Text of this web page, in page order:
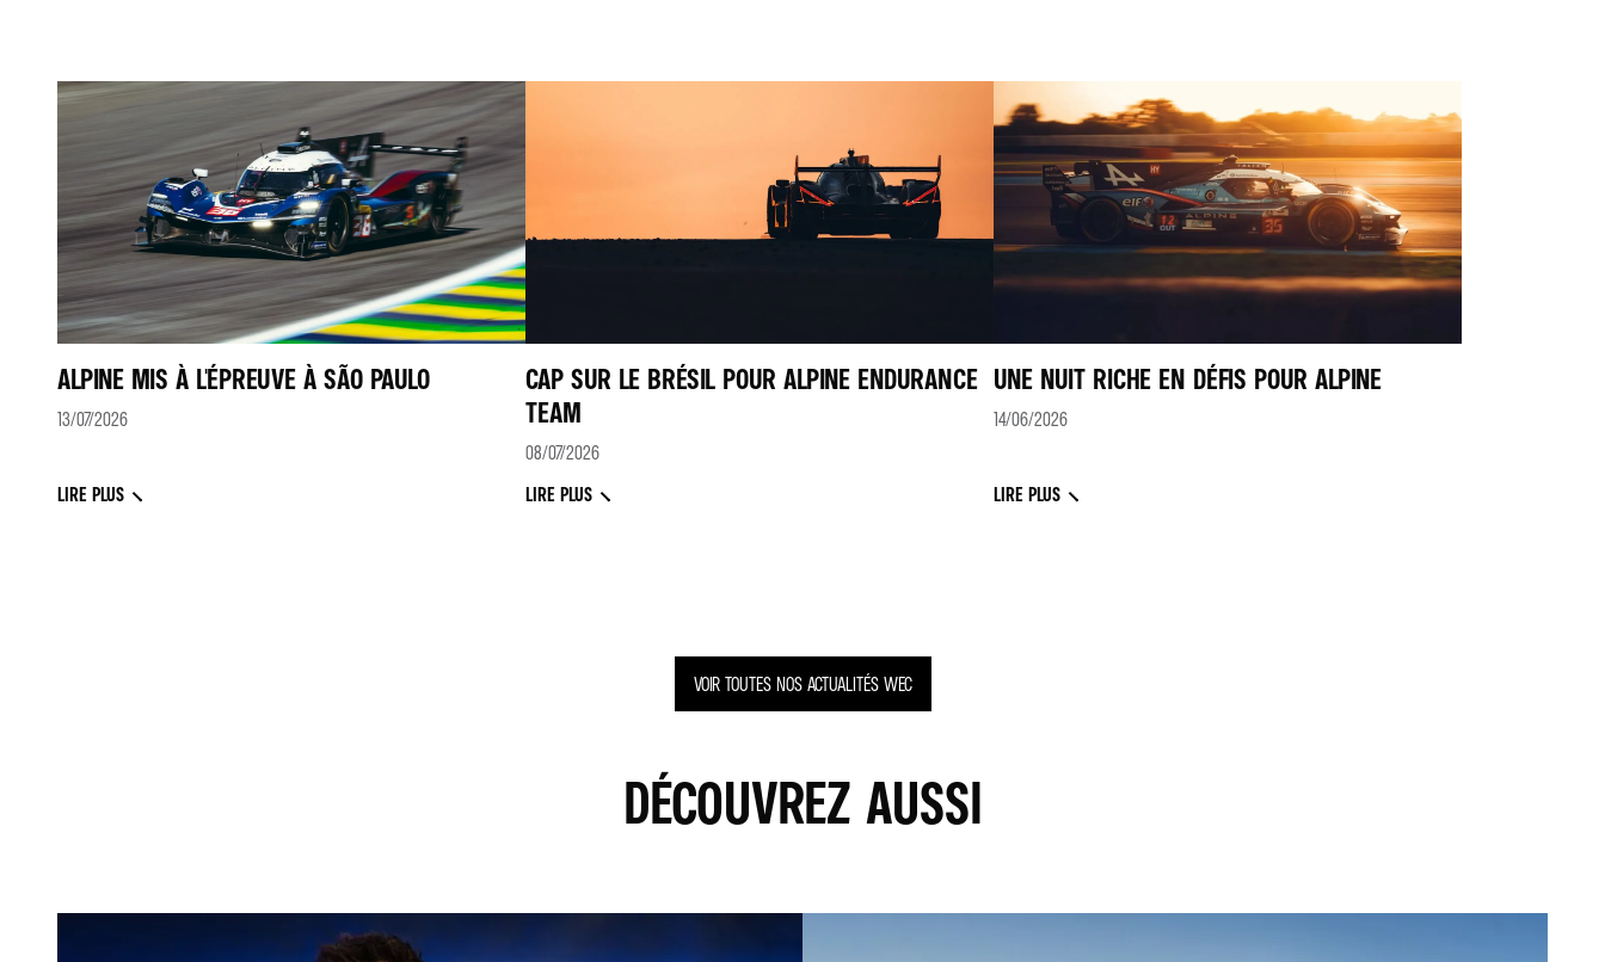
ALPINE MIS À L'ÉPREUVE À SÃO PAULO
13/07/2026
LIRE PLUS
CAP SUR LE BRÉSIL POUR ALPINE ENDURANCE
TEAM
08/07/2026
LIRE PLUS
UNE NUIT RICHE EN DÉFIS POUR ALPINE
14/06/2026
LIRE PLUS
VOIR TOUTES NOS ACTUALITÉS WEC
DÉCOUVREZ AUSSI